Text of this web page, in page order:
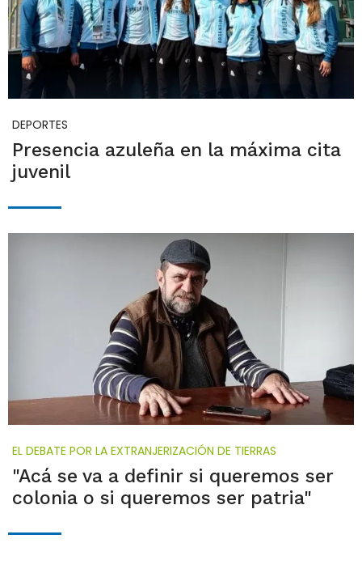
DEPORTES
Presencia azuleña en la máxima cita
juvenil
EL DEBATE POR LA EXTRANJERIZACIÓN DE TIERRAS
"Acá se va a definir si queremos ser
colonia o si queremos ser patria"